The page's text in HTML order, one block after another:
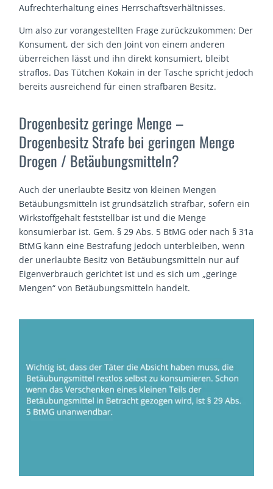
Aufrechterhaltung eines Herrschaftsverhältnisses.
Um also zur vorangestellten Frage zurückzukommen: Der
Konsument, der sich den Joint von einem anderen
überreichen lässt und ihn direkt konsumiert, bleibt
straflos. Das Tütchen Kokain in der Tasche spricht jedoch
bereits ausreichend für einen strafbaren Besitz.
Drogenbesitz geringe Menge –
Drogenbesitz Strafe bei geringen Menge
Drogen / Betäubungsmitteln?
Auch der unerlaubte Besitz von kleinen Mengen
Betäubungsmitteln ist grundsätzlich strafbar, sofern ein
Wirkstoffgehalt feststellbar ist und die Menge
konsumierbar ist. Gem. § 29 Abs. 5 BtMG oder nach § 31a
BtMG kann eine Bestrafung jedoch unterbleiben, wenn
der unerlaubte Besitz von Betäubungsmitteln nur auf
Eigenverbrauch gerichtet ist und es sich um „geringe
Mengen“ von Betäubungsmitteln handelt.